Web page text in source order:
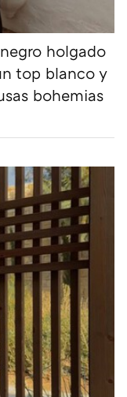
holgado
top blanco y
bohemias